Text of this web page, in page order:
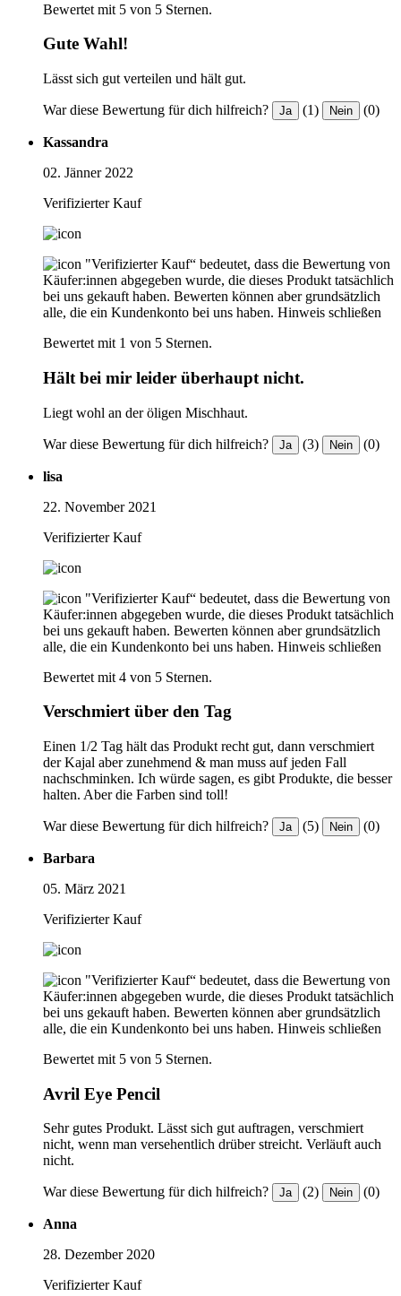
Bewertet mit 5 von 5 Sternen.
Gute Wahl!
Lässt sich gut verteilen und hält gut.
War diese Bewertung für dich hilfreich? Ja (1) Nein (0)
Kassandra
02. Jänner 2022
Verifizierter Kauf
"Verifizierter Kauf“ bedeutet, dass die Bewertung von
Käufer:innen abgegeben wurde, die dieses Produkt tatsächlich
bei uns gekauft haben. Bewerten können aber grundsätzlich
alle, die ein Kundenkonto bei uns haben. Hinweis schließen
Bewertet mit 1 von 5 Sternen.
Hält bei mir leider überhaupt nicht.
Liegt wohl an der öligen Mischhaut.
War diese Bewertung für dich hilfreich? Ja (3) Nein (0)
lisa
22. November 2021
Verifizierter Kauf
"Verifizierter Kauf“ bedeutet, dass die Bewertung von
Käufer:innen abgegeben wurde, die dieses Produkt tatsächlich
bei uns gekauft haben. Bewerten können aber grundsätzlich
alle, die ein Kundenkonto bei uns haben. Hinweis schließen
Bewertet mit 4 von 5 Sternen.
Verschmiert über den Tag
Einen 1/2 Tag hält das Produkt recht gut, dann verschmiert
der Kajal aber zunehmend & man muss auf jeden Fall
nachschminken. Ich würde sagen, es gibt Produkte, die besser
halten. Aber die Farben sind toll!
War diese Bewertung für dich hilfreich? Ja (5) Nein (0)
Barbara
05. März 2021
Verifizierter Kauf
"Verifizierter Kauf“ bedeutet, dass die Bewertung von
Käufer:innen abgegeben wurde, die dieses Produkt tatsächlich
bei uns gekauft haben. Bewerten können aber grundsätzlich
alle, die ein Kundenkonto bei uns haben. Hinweis schließen
Bewertet mit 5 von 5 Sternen.
Avril Eye Pencil
Sehr gutes Produkt. Lässt sich gut auftragen, verschmiert
nicht, wenn man versehentlich drüber streicht. Verläuft auch
nicht.
War diese Bewertung für dich hilfreich? Ja (2) Nein (0)
Anna
28. Dezember 2020
Verifizierter Kauf